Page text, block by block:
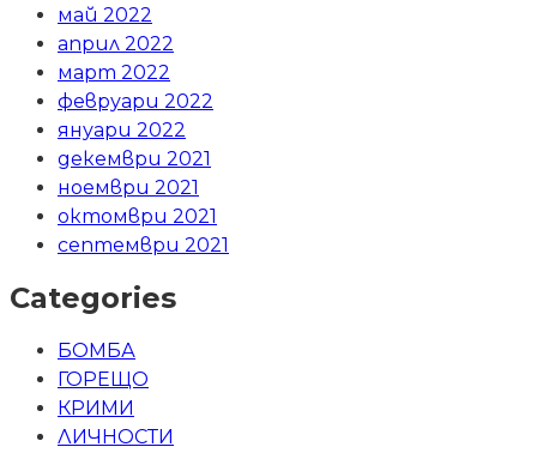
май 2022
април 2022
март 2022
февруари 2022
януари 2022
декември 2021
ноември 2021
октомври 2021
септември 2021
Categories
БОМБА
ГОРЕЩО
КРИМИ
ЛИЧНОСТИ